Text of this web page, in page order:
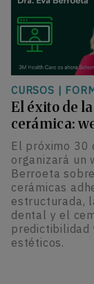
CURSOS |
El éxito de
cerámica:
El próximo 30
organizará un
Berroeta
cerámicas
estructurada,
dental y el
predictibilidad
estéticos.